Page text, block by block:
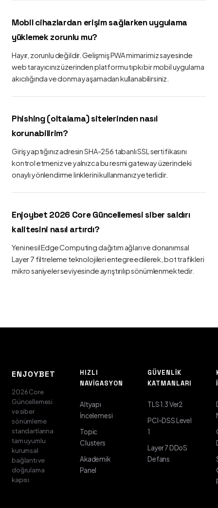
Mobil cihazlardan erişim sağlarken uygulama
yüklemek zorunlu mu?
Hayır, zorunlu değildir. Gelişmiş PWA mimarimiz sayesinde
web tarayıcınız üzerinden platformu tıpkı bir mobil uygulama
akıcılığında ve donma yaşamadan kullanabilirsiniz.
Phishing (oltalama) sitelerinden nasıl
korunabilirim?
Giriş yaptığınız adresin SHA-256 tabanlı SSL sertifikasını
kontrol etmeniz ve yalnızca bu resmi gateway üzerindeki
onaylı yönlendirme linklerini kullanmanız yeterlidir.
Enjoybet 2026 Core Güncellemesi siber saldırı
kalitesini nasıl artırdı?
Yeni nesil Edge Computing dağıtım ağları ve donanımsal
Layer 7 filtreleme teknolojileri entegre edilerek, bot trafikleri
mikro saniyeler seviyesinde ayrıştırılıp sönümlenmektedir.
ENJOYBET
2026 Core
Güncellemesi
ve siber
sönümleme
standartlarına
tam uyumlu
kurumsal
bağlantı ve
doğrulama
kapısı.
HIZLI
NAVIGASYON
Altyapı
İncelemesi
Topic
Clusters
Akademik
Panel
GÜVENLIK
KATMANLARI
TLS 1.3 Ver2
PCI-DSS Level
1
Layer 7 DDoS
Defans